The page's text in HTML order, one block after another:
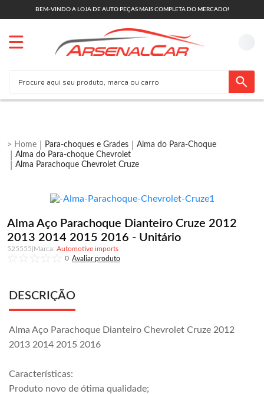
BEM-VINDO A LOJA DE AUTO PEÇAS MAIS COMPLETA DO MERCADO!
Para-choques e Grades
Alma do Para-Choque
Alma do Para-choque Chevrolet
Alma Parachoque Chevrolet Cruze
Alma Aço Parachoque Dianteiro Cruze 2012
2013 2014 2015 2016 - Unitário
525555
Automotive imports
0
DESCRIÇÃO
Alma Aço Parachoque Dianteiro Chevrolet Cruze 2012
2013 2014 2015 2016
Características:
Produto novo de ótima qualidade;